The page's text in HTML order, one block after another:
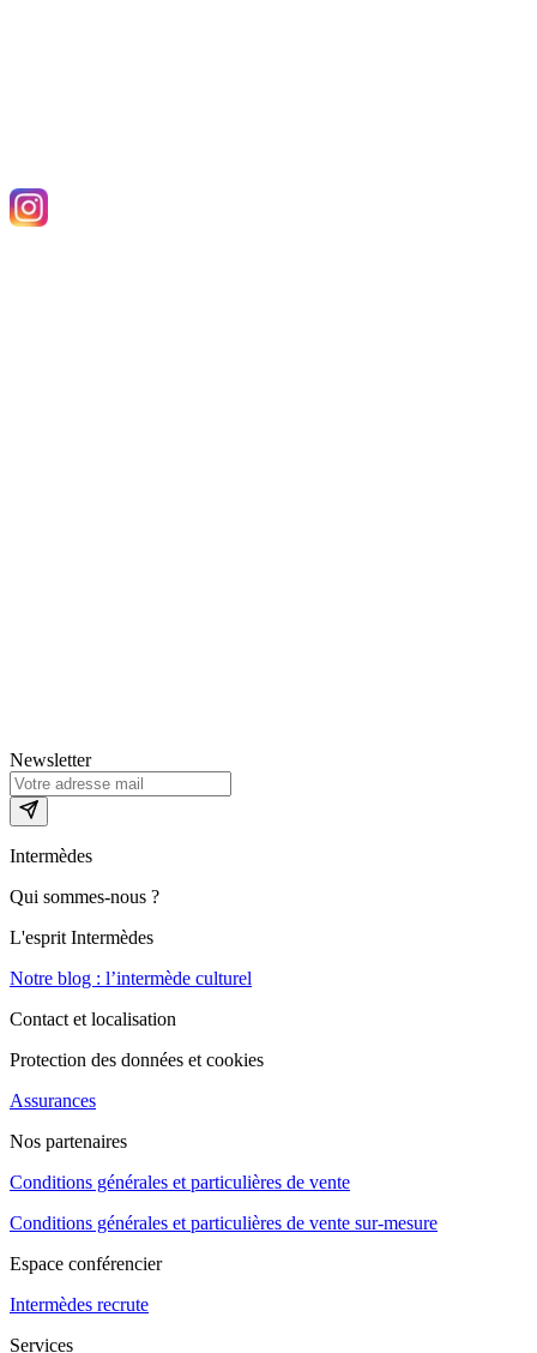
Newsletter
Intermèdes
Qui sommes-nous ?
L'esprit Intermèdes
Notre blog : l’intermède culturel
Contact et localisation
Protection des données et cookies
Assurances
Nos partenaires
Conditions générales et particulières de vente
Conditions générales et particulières de vente sur-mesure
Espace conférencier
Intermèdes recrute
Services